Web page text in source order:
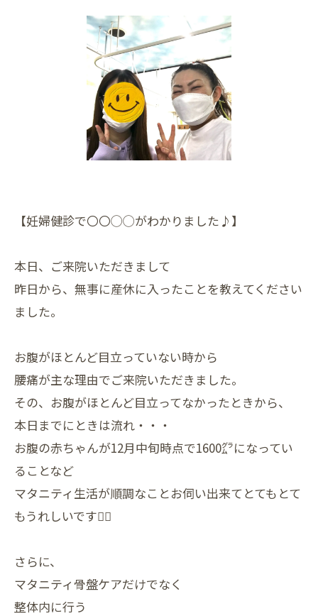
【妊婦健診で〇〇◯◯がわかりました♪】
本日、ご来院いただきまして
昨日から、無事に産休に入ったことを教えてください
ました。
お腹がほとんど目立っていない時から
腰痛が主な理由でご来院いただきました。
その、お腹がほとんど目立ってなかったときから、
本日までにときは流れ・・・
お腹の赤ちゃんが12月中旬時点で1600㌘になってい
ることなど
マタニティ生活が順調なことお伺い出来てとてもとて
もうれしいです🙇‍♀
さらに、
マタニティ骨盤ケアだけでなく
整体内に行う